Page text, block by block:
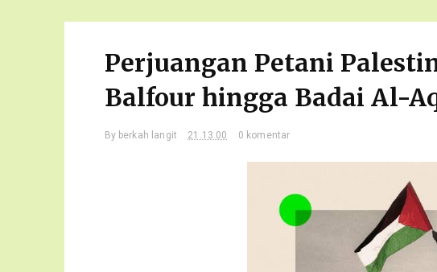
Perjuangan Petani
Balfour hingga Badai Al-
By berkah langit 21.13.00 0 komentar